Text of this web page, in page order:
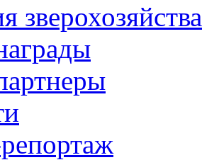
зверохозяйства